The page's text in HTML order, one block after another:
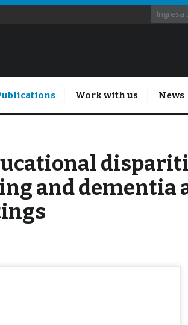
Work with us News
and dementia